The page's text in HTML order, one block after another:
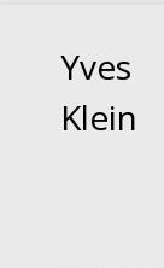
Yves
Klein